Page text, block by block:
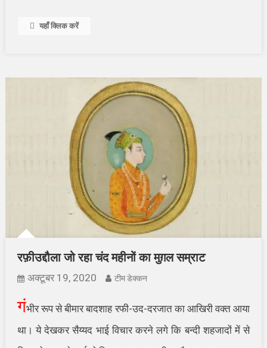
यहाँ क्लिक करें
रफ़ीउद्दौला जो रहा चंद महीनों का मुग़ल सम्राट
अक्टूबर 19, 2020 टीम डेक्कन
गंभीर रूप से बीमार बादशाह रफी-उद-दरजात का आखिरी वक्त आया
था। ये देखकर सैय्यद भाई विचार करने लगे कि बन्दी शहजादों में से